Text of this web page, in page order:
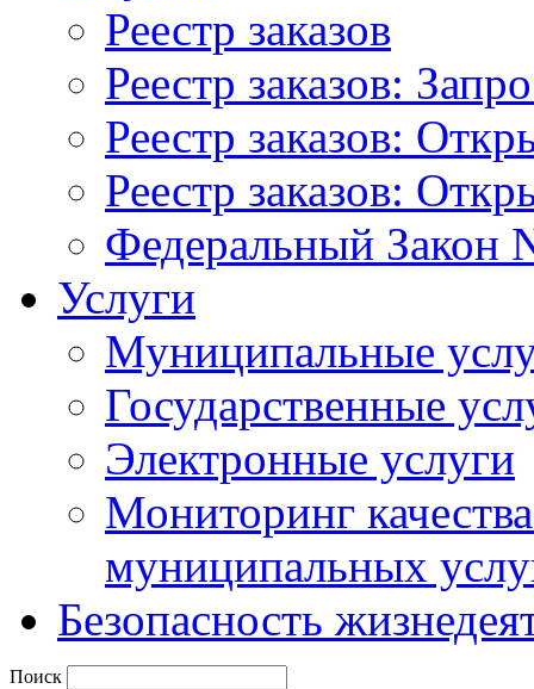
Реестр заказов
Реестр заказов:
Реестр заказов:
Реестр заказов:
Федеральный Закон
Услуги
Муниципальные
Государственные
Электронные услуги
Мониторинг
муниципальных
Безопасность
Поиск